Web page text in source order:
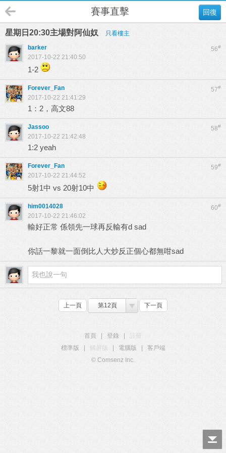
回復
賽事直擊
星期日20:30主場對阿仙奴 只看樓主
56#
barker
2017-10-22 21:40:50
1-2
57#
Forever_Fan
2017-10-22 21:41:29
1：2，高文88
58#
Jassoo
2017-10-22 21:42:48
1:2 yeah
59#
Forever_Fan
2017-10-22 21:44:52
5射1中 vs 20射10中
60#
him0014028
2017-10-22 21:46:02
輸好正常 係領先一球再反輸有d sad
你話一黎就一面倒比人大炒反正個心都無咁sad
上一頁 第12頁 下一頁
首頁 登錄
標準版
觸屏版 電腦版
客戶端
© Comsenz Inc.